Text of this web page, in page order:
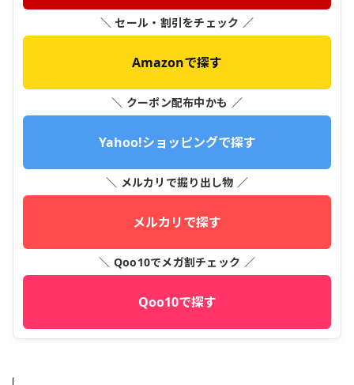
＼ セール・割引をチェック ／
Amazonで探す
＼ クーポン配布中かも ／
Yahoo!ショッピングで探す
＼ メルカリで掘り出し物 ／
メルカリで探す
＼ Qoo10でメガ割チェック ／
Qoo10で探す